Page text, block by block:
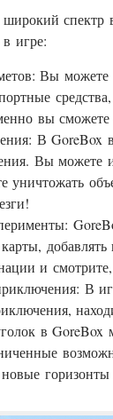
игре:
Вы
вы
В GoreBox
Вы можете
и
В
в GoreBox